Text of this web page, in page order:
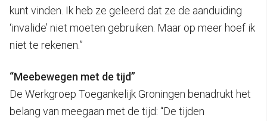
kunt vinden. Ik heb ze geleerd dat ze de aanduiding
‘invalide’ niet moeten gebruiken. Maar op meer hoef ik
niet te rekenen.”
“Meebewegen met de tijd”
De Werkgroep Toegankelijk Groningen benadrukt het
belang van meegaan met de tijd: “De tijden